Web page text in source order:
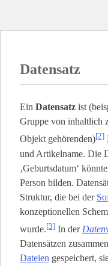
Datensatz
Ein Datensatz ist
Gruppe von inhaltlich
Objekt gehörenden)[2]
und Artikelname. Die
‚Geburtsdatum‘
Person bilden.
Struktur, die bei der
konzeptionellen
wurde.[3] In der
Datensätzen
Dateien gespeichert,